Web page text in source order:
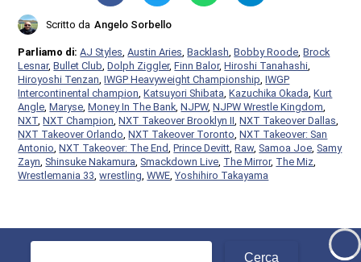
Scritto da Angelo Sorbello
Parliamo di:AJ Styles ,Austin Aries ,Backlash ,Bobby Roode ,Brock
Lesnar,Bullet Club ,Dolph Ziggler,Finn Balor,Hiroshi Tanahashi
Hiroyoshi Tenzan ,IWGP Heavyweight Championship ,IWGP
Intercontinental champion ,Katsuyori Shibata ,Kazuchika Okada ,Kurt
Angle ,Maryse ,Money In The Bank ,NJPW,NJPW Wrestle Kingdom
NXT ,NXT Champion ,NXT Takeover Brooklyn II ,NXT Takeover Dallas
NXT Takeover Orlando ,NXT Takeover Toronto ,NXT Takeover: San
Antonio ,NXT Takeover: The End ,Prince Devitt ,Raw,Samoa Joe ,Samy
Zayn ,Shinsuke Nakamura ,Smackdown Live The Mirror, The Miz
Wrestlemania 33 ,wrestling ,WWE ,Yoshihiro Takayama